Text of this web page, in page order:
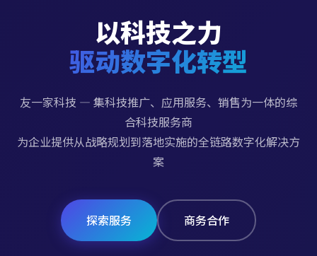
以科技之力
驱动数字化转型
友一家科技 — 集科技推广、应用服务、销售为一体的综
合科技服务商
为企业提供从战略规划到落地实施的全链路数字化解决方
案
探索服务 商务合作